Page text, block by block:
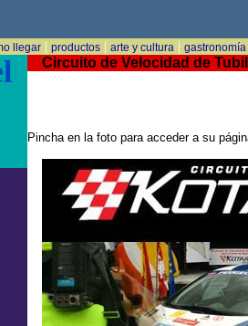
llegar| productos| arte y cultura | gastronomía
Circuito de Velocidad de
Pincha en la foto para acceder a su